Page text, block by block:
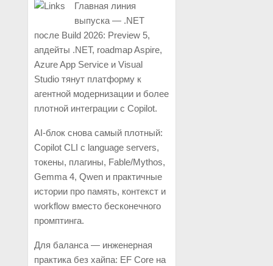
Главная линия
выпуска — .NET
после Build 2026: Preview 5,
апдейты .NET, roadmap Aspire,
Azure App Service и Visual
Studio тянут платформу к
агентной модернизации и более
плотной интеграции с Copilot.
AI-блок снова самый плотный:
Copilot CLI с language servers,
токены, плагины, Fable/Mythos,
Gemma 4, Qwen и практичные
истории про память, контекст и
workflow вместо бесконечного
промптинга.
Для баланса — инженерная
практика без хайпа: EF Core на